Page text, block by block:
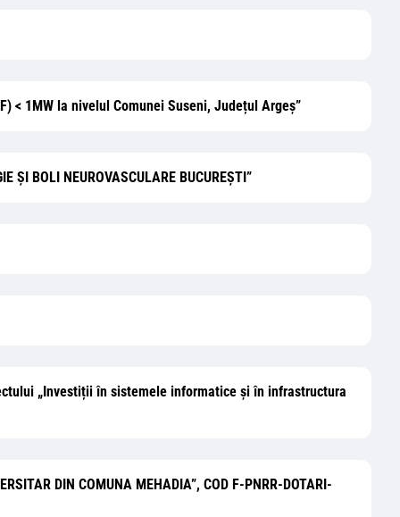
1MW la nivelul Comunei Suseni, Județul Argeș”
BOLI NEUROVASCULARE BUCUREŞTI”
„Investiții în sistemele informatice și în infrastructura
DIN COMUNA MEHADIA”, COD F-PNRR-DOTARI-